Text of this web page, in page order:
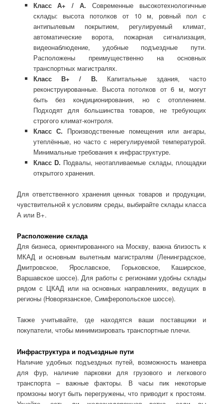
Класс А+ / А. Современные высокотехнологичные
склады: высота потолков от 10 м, ровный пол с
антипылевым покрытием, регулируемый климат,
автоматические ворота, пожарная сигнализация,
видеонаблюдение, удобные подъездные пути.
Расположены преимущественно на основных
транспортных магистралях.
Класс В+ / В. Капитальные здания, часто
реконструированные. Высота потолков от 6 м, могут
быть без кондиционирования, но с отоплением.
Подходят для большинства товаров, не требующих
строгого климат-контроля.
Класс С. Производственные помещения или ангары,
утеплённые, но часто с нерегулируемой температурой.
Минимальные требования к инфраструктуре.
Класс D. Подвалы, неотапливаемые склады, площадки
открытого хранения.
Для ответственного хранения ценных товаров и продукции,
чувствительной к условиям среды, выбирайте склады класса
А или В+.
Расположение склада
Для бизнеса, ориентированного на Москву, важна близость к
МКАД и основным вылетным магистралям (Ленинградское,
Дмитровское, Ярославское, Горьковское, Каширское,
Варшавское шоссе). Для работы с регионами удобны склады
рядом с ЦКАД или на основных направлениях, ведущих в
регионы (Новорязанское, Симферопольское шоссе).
Также учитывайте, где находятся ваши поставщики и
покупатели, чтобы минимизировать транспортные плечи.
Инфраструктура и подъездные пути
Наличие удобных подъездных путей, возможность маневра
для фур, наличие парковки для грузового и легкового
транспорта – важные факторы. В часы пик некоторые
промзоны могут быть перегружены, что приводит к простоям.